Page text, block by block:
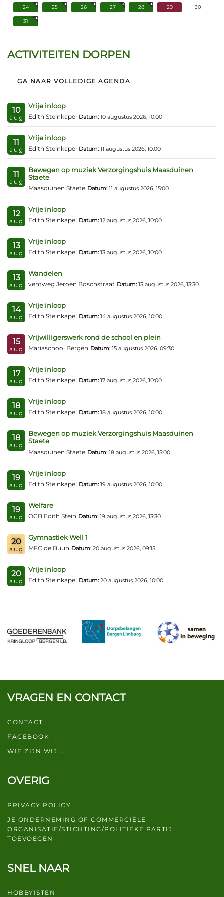
24 25 26 27 28 29 30
31
ACTIVITEITEN DORPEN
GA NAAR VOLLEDIGE AGENDA
10
aug
Vrije inloop
Edith Steinkapel Datum: 10 augustus 2026, 10:00
11
aug
Vrije inloop
Edith Steinkapel Datum: 11 augustus 2026, 10:00
11
aug
Bewegen op muziek Verzorgingshuis Maasduinen
Staete
Maasduinen Staete Datum: 11 augustus 2026, 15:00
12
aug
Vrije inloop
Edith Steinkapel Datum: 12 augustus 2026, 10:00
13
aug
Vrije inloop
Edith Steinkapel Datum: 13 augustus 2026, 10:00
13
aug
Wandelen
ventweg Jeroen Boschstraat Datum: 13 augustus 2026, 13:30
14
aug
Vrije inloop
Edith Steinkapel Datum: 14 augustus 2026, 10:00
15
aug
Vrijwilligerswerk rond de school en plein
Mariaschool Bergen Datum: 15 augustus 2026, 09:30
17
aug
Vrije inloop
Edith Steinkapel Datum: 17 augustus 2026, 10:00
18
aug
Vrije inloop
Edith Steinkapel Datum: 18 augustus 2026, 10:00
18
aug
Bewegen op muziek Verzorgingshuis Maasduinen
Staete
Maasduinen Staete Datum: 18 augustus 2026, 15:00
19
aug
Vrije inloop
Edith Steinkapel Datum: 19 augustus 2026, 10:00
19
aug
Welfare
OCB Edith Stein Datum: 19 augustus 2026, 13:30
20
aug
Gymnastiek Well 1
MFC de Buun Datum: 20 augustus 2026, 09:15
20
aug
Vrije inloop
Edith Steinkapel Datum: 20 augustus 2026, 10:00
VRAGEN EN CONTACT
CONTACT
FACEBOOK
WIE ZIJN WIJ...
OVERIG
PRIVACY POLICY
JE ONDERNEMING OF COMMERCIËLE
ORGANISATIE/STICHTING/POLITIEKE PARTIJ
TOEVOEGEN
SNEL NAAR
HOBBYISTEN